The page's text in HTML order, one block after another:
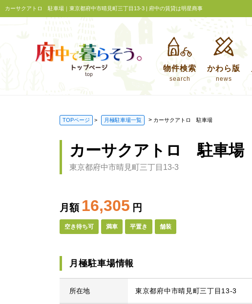
カーサクアトロ 駐車場｜東京都府中市晴見町三丁目13-3 | 府中の賃貸は明星商事
物件検索
search
かわら版
news
TOPページ > 月極駐車場一覧 > カーサクアトロ 駐車場
カーサクアトロ 駐車場
東京都府中市晴見町三丁目13-3
月額 16,305 円
空き待ち可 満車 平置き 舗装
月極駐車場情報
所在地 東京都府中市晴見町三丁目13-3